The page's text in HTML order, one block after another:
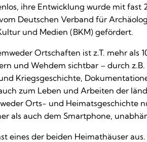
ihre Entwicklung wurde mit fast
Deutschen Verband für
und Medien (BKM) gefördert.
Ortschaften ist z.T. mehr als
und Wehdem sichtbar – durch
Kriegsgeschichte,
zum Leben und Arbeiten der
Orts- und Heimatsgeschichte
als auch dem Smartphone,
eines der beiden Heimathäuser